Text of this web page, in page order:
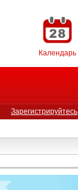
Календарь
Зарегистрируйтесь